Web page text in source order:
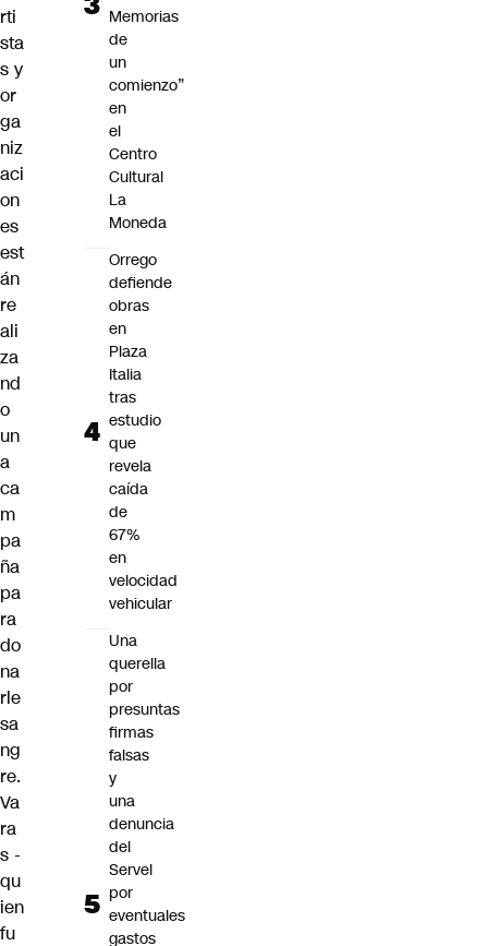
rti
sta
s y
or
ga
niz
aci
on
es
est
án
re
ali
za
nd
o
un
a
ca
m
pa
ña
pa
ra
do
na
rle
sa
ng
re.
Va
ra
s -
qu
ien
fu
Memorias
de
un
comienzo”
en
el
Centro
Cultural
La
Moneda
Orrego
defiende
obras
en
Plaza
Italia
tras
estudio
que
revela
caída
de
67%
en
velocidad
vehicular
Una
querella
por
presuntas
firmas
falsas
y
una
denuncia
del
Servel
por
eventuales
gastos